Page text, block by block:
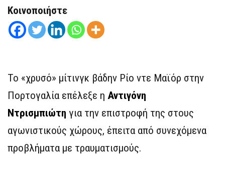
Κοινοποιήστε
Το «χρυσό» μίτινγκ βάδην Ρίο ντε Μαϊόρ στην
Πορτογαλία επέλεξε η Αντιγόνη
Ντρισμπιώτη για την επιστροφή της στους
αγωνιστικούς χώρους, έπειτα από συνεχόμενα
προβλήματα με τραυματισμούς.